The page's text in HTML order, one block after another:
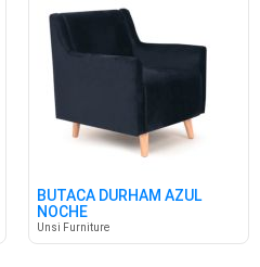
BUTACA DURHAM AZUL
NOCHE
Unsi Furniture